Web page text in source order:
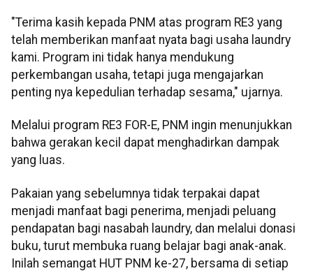
"Terima kasih kepada PNM atas program RE3 yang
telah memberikan manfaat nyata bagi usaha laundry
kami. Program ini tidak hanya mendukung
perkembangan usaha, tetapi juga mengajarkan
penting nya kepedulian terhadap sesama," ujarnya.
Melalui program RE3 FOR-E, PNM ingin menunjukkan
bahwa gerakan kecil dapat menghadirkan dampak
yang luas.
Pakaian yang sebelumnya tidak terpakai dapat
menjadi manfaat bagi penerima, menjadi peluang
pendapatan bagi nasabah laundry, dan melalui donasi
buku, turut membuka ruang belajar bagi anak-anak.
Inilah semangat HUT PNM ke-27, bersama di setiap